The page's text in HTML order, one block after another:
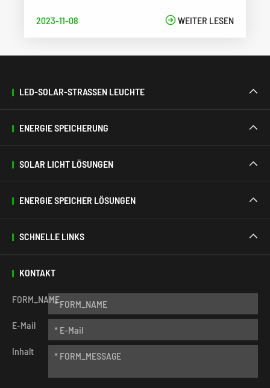
2023-11-08 WEITER LESEN
LED-SOLAR-STRASSEN LEUCHTE 
ENERGIE SPEICHERUNG 
SOLAR LICHT LÖSUNGEN 
ENERGIE SPEICHER LÖSUNGEN 
SCHNELLE LINKS 
KONTAKT
FORM_NAME
E-Mail
Inhalt